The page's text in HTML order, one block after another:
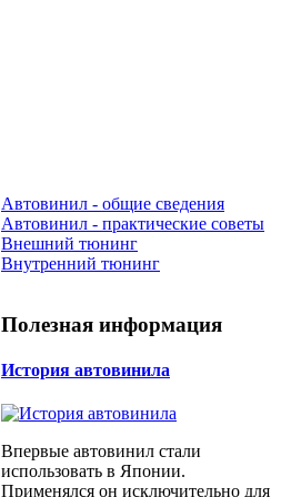
Автовинил - общие сведения
Автовинил - практические советы
Внешний тюнинг
Внутренний тюнинг
Полезная информация
История автовинила
Впервые автовинил стали
использовать в Японии.
Применялся он исключительно для